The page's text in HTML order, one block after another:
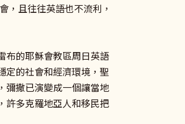
，且往往英語也不流利，
布的耶穌會教區周日英語
定的社會和經濟環境，聖
彌撒已演變成一個讓當地
許多克羅地亞人和移民把